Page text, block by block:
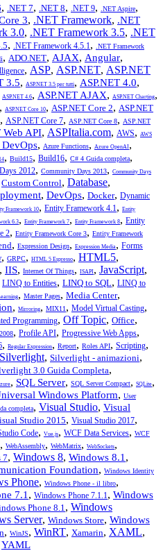
, .NET 7, .NET 8, .NET 9, .NET Aspire,
3, .NET Framework, .NET
3.0, .NET Framework 3.5, .NET
, .NET Framework 4.5.1 ,
.NET Framework
, ADO.NET, AJAX, Angular,
, ASP, ASP.NET, ASP.NET
3.5, ASP.NET 3.5 per tutti, ASP.NET 4.0,
ASP.NET 4.6, ASP.NET AJAX, ASP.NET Charting,
, ASP.NET Core 10, ASP.NET Core 2, ASP.NET
, ASP.NET Core 7, ASP.NET Core 8, ASP.NET
Web API, ASPItalia.com, AWS,
AWS
, Azure Functions, Azure OpenAI,
, Build15, Build16, C# 4 Guida completa,
2012, Community Days 2013, Community Days
Custom Control, Database,
, DevOps, Docker, Dynamic
Framework 10, Entity Framework 4.1 , Entity
6.3, Entity Framework 7, Entity Framework 8, Entity
2, Entity Framework Core 3, Entity Framework
, Expression Design, Expression Media , Forms
, GRPC, HTML 5 Espresso, HTML5,
, IIS, Internet Of Things, ISAPI, JavaScript,
LINQ to Entities, LINQ to SQL, LINQ to
, Master Pages, Media Center,
, Mirroring, MIX11 , Model Virtual Casting,
Programming, Off Topic, Office,
, Profile API, Progressive Web Apps,
, Regular Expression, Report, Roles API, Scripting,
Silverlight, Silverlight - animazioni,
3.0 Guida Completa,
, SQL Server, SQL Server Compact, SQLite,
Windows Platform, User
completa, Visual Studio, Visual
Studio 2015, Visual Studio 2017,
Code, Vue.js, WCF Data Services, WCF
, WebAssembly, WebMatrix, WebSockets,
7, Windows 8, Windows 8.1 ,
Foundation, Windows Identity
Phone, Windows Phone - il libro,
7.1 , Windows Phone 7.1.1 , Windows
Phone 8.1 , Windows
Server, Windows Store, Windows
, WinJS, WinRT, Xamarin, XAML,
YAML